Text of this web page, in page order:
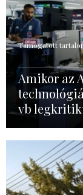
Támogatott
Amikor az
vb